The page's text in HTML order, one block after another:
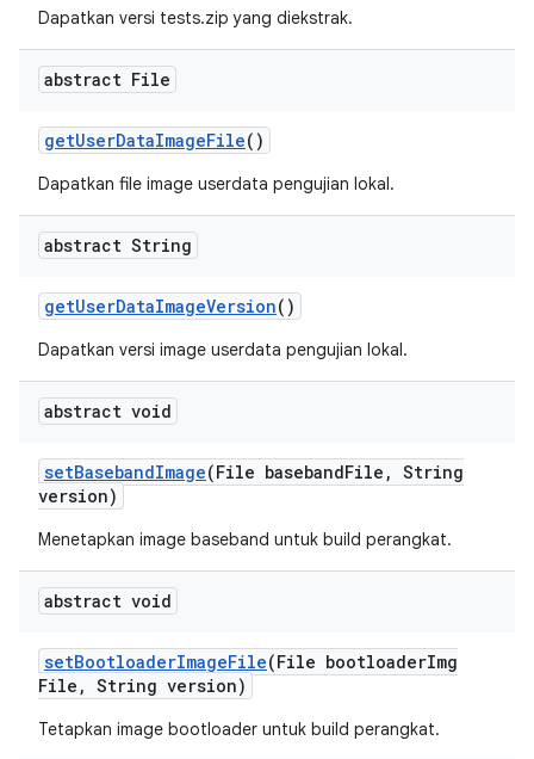
Dapatkan versi tests.zip yang diekstrak.
abstract File
getUserDataImageFile()
Dapatkan file image userdata pengujian lokal.
abstract String
getUserDataImageVersion()
Dapatkan versi image userdata pengujian lokal.
abstract void
setBasebandImage(File basebandFile , String
version)
Menetapkan image baseband untuk build perangkat.
abstract void
setBootloaderImageFile(File bootloaderImg
File , String version)
Tetapkan image bootloader untuk build perangkat.